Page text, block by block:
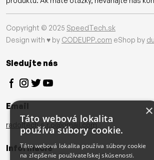
Copyright © 2025 SpeedTech.sk
Design with ♥ by CODEUPP.com eShop by
Sledujte nás
Email
radoltech.s.r.o@gmail.com
Informácie
×
Táto webová lokalita
používa súbory cookie.
Táto webová lokalita používa súbory cookie
na zlepšenie používateľskej skúsenosti.